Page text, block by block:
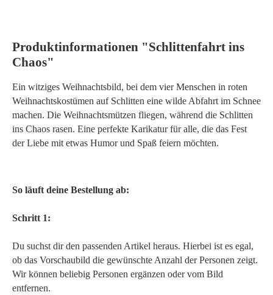
Produktinformationen "Schlittenfahrt ins
Chaos"
Ein witziges Weihnachtsbild, bei dem vier Menschen in roten
Weihnachtskostümen auf Schlitten eine wilde Abfahrt im Schnee
machen. Die Weihnachtsmützen fliegen, während die Schlitten
ins Chaos rasen. Eine perfekte Karikatur für alle, die das Fest
der Liebe mit etwas Humor und Spaß feiern möchten.
So läuft deine Bestellung ab:
Schritt 1:
Du suchst dir den passenden Artikel heraus. Hierbei ist es egal,
ob das Vorschaubild die gewünschte Anzahl der Personen zeigt.
Wir können beliebig Personen ergänzen oder vom Bild
entfernen.